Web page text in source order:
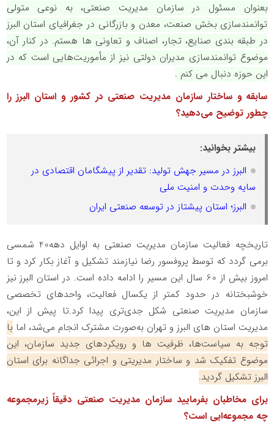
بعنوان مسئول در سازمان مدیریت صنعتی، به نوعی متولی
توانمندسازی بخش صنعت، معدن و بازرگانی در جغرافیای استان البرز
در طبقه بندی صنایع، تجار، اصناف و تعاونی ها هستم. در کنار آن،
موضوع توانمندسازی مدیران دولتی نیز از مأموریت‌هایی است که در
این حوزه دنبال می کنم .
سابقه و ساختار سازمان مدیریت صنعتی در کشور و استان البرز را
چطور توضیح می‌دهید؟
بیشتر بخوانید:
البرز در مسیر جهش تولید: تقدیر از پیشگامان اقتصادی در
سایه وحدت و امنیت ملی
البرز؛ استان پیشتاز در توسعه صنعتی ایران
تاریخچه فعالیت سازمان مدیریت صنعتی به اوایل دهه40 شمسی
برمی گردد که توسط پروفسور رضا نیازمند تشکیل و آغاز بکار کرد و تا
امروز بیش از 60 سال این مسیر را ادامه داده است. در استان البرز نیز
خوشبختانه در حدود کمتر از یکسال فعالیت، واحدهای تخصصی
سازمان مدیریت صنعتی شکل جدی‌تری پیدا کرد.تا پیش از این،
مدیریت استان های البرز و تهران به‌صورت مشترک انجام می‌شد، امابا
توجه به سیاست‌ها، ظرفیت ها و رویکردهای جدید سازمان، این
موضوع تفکیک شد و ساختار مدیریتی و اجرائی جداگانه برای استان
البرز تشکیل گردید.
برای مخاطبان بفرمایید سازمان مدیریت صنعتی دقیقاً زیرمجموعه
چه مجموعه‌ایی است؟